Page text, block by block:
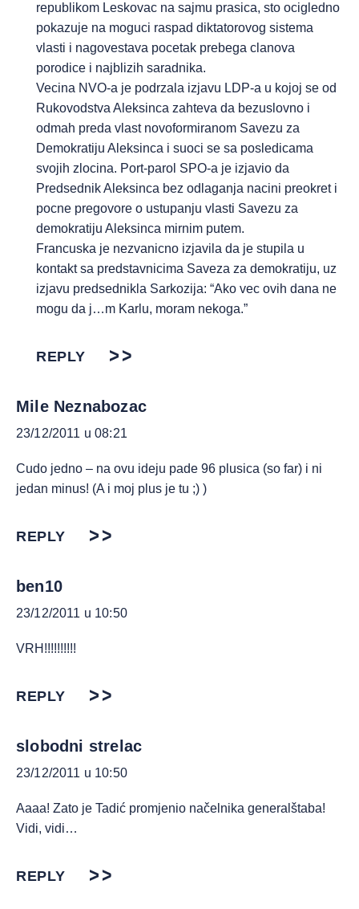
republikom Leskovac na sajmu prasica, sto ocigledno
pokazuje na moguci raspad diktatorovog sistema
vlasti i nagovestava pocetak prebega clanova
porodice i najblizih saradnika.
Vecina NVO-a je podrzala izjavu LDP-a u kojoj se od
Rukovodstva Aleksinca zahteva da bezuslovno i
odmah preda vlast novoformiranom Savezu za
Demokratiju Aleksinca i suoci se sa posledicama
svojih zlocina. Port-parol SPO-a je izjavio da
Predsednik Aleksinca bez odlaganja nacini preokret i
pocne pregovore o ustupanju vlasti Savezu za
demokratiju Aleksinca mirnim putem.
Francuska je nezvanicno izjavila da je stupila u
kontakt sa predstavnicima Saveza za demokratiju, uz
izjavu predsednikla Sarkozija: “Ako vec ovih dana ne
mogu da j…m Karlu, moram nekoga.”
REPLY
Mile Neznabozac
23/12/2011 u 08:21
Cudo jedno – na ovu ideju pade 96 plusica (so far) i ni
jedan minus! (A i moj plus je tu ;) )
REPLY
ben10
23/12/2011 u 10:50
VRH!!!!!!!!!!
REPLY
slobodni strelac
23/12/2011 u 10:50
Aaaa! Zato je Tadić promjenio načelnika generalštaba!
Vidi, vidi…
REPLY